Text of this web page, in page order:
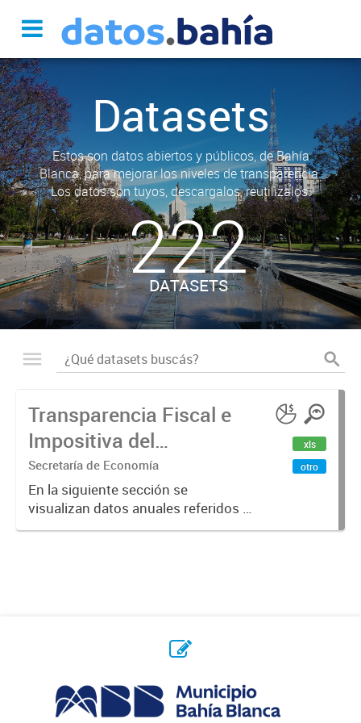
Datasets
Estos son datos abiertos y públicos, de Bahía
Blanca, para mejorar los niveles de transparencia.
Los datos son tuyos, descargalos, reutilizalos.
222
DATASETS
Transparencia Fiscal e
Impositiva del
Municipio. Año 2023
Secretaría de Economía
En la siguiente sección se
visualizan datos anuales referidos a
la transparencia fiscal e impositiva
xls
otro